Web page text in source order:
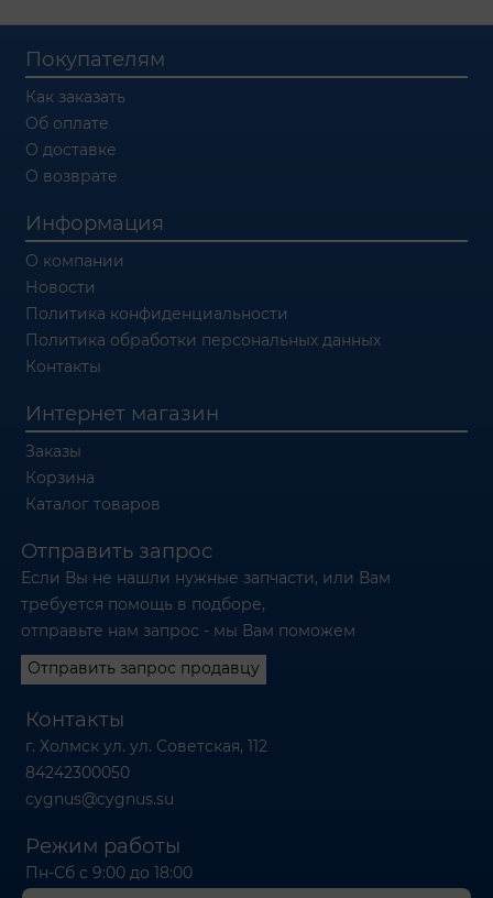
Покупателям
Как заказать
Об оплате
О доставке
О возврате
Информация
О компании
Новости
Политика конфиденциальности
Политика обработки персональных данных
Контакты
Интернет магазин
Заказы
Корзина
Каталог товаров
Отправить запрос
Если Вы не нашли нужные запчасти, или Вам
требуется помощь в подборе,
отправьте нам запрос - мы Вам поможем
Отправить запрос продавцу
Контакты
г. Холмск ул. ул. Советская, 112
84242300050
cygnus@cygnus.su
Режим работы
Пн-Сб с 9:00 до 18:00